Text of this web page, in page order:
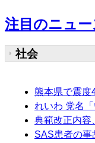
注目のニュー
社会
熊本県で震度
れいわ 党名
典範改正内容
SAS患者の事